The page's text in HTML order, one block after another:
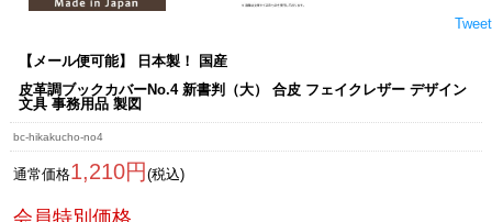
Tweet
【メール便可能】 日本製！ 国産
皮革調ブックカバーNo.4 新書判（大） 合皮 フェイクレザー デザイン
文具 事務用品 製図
bc-hikakucho-no4
通常価格1,210円 (税込)